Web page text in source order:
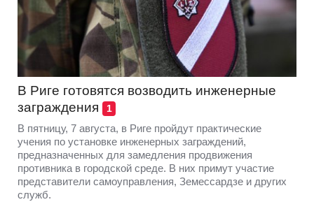
В Риге готовятся возводить инженерные
заграждения
1
В пятницу, 7 августа, в Риге пройдут практические
учения по установке инженерных заграждений,
предназначенных для замедления продвижения
противника в городской среде. В них примут участие
представители самоуправления, Земессардзе и других
служб.